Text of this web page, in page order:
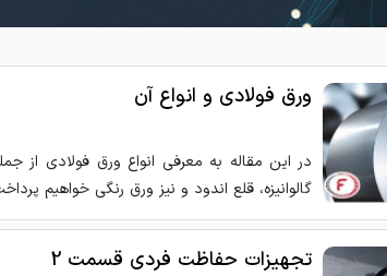
ورق فولادی و انواع آن
در این مقاله به معرفی انواع ورق فولادی از
گالوانیزه، قلع اندود و نیز ورق رنگی خواهیم
تجهیزات حفاظت فردی قسمت 2